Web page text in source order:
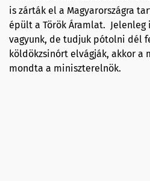
is zárták el a Magyarországra
épült a Török Áramlat.
vagyunk, de tudjuk pótolni dél
köldökzsinórt elvágják, akkor a
mondta a miniszterelnök.